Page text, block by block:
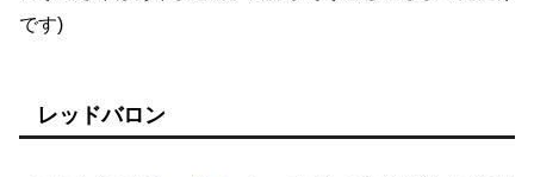
です)
レッドバロン